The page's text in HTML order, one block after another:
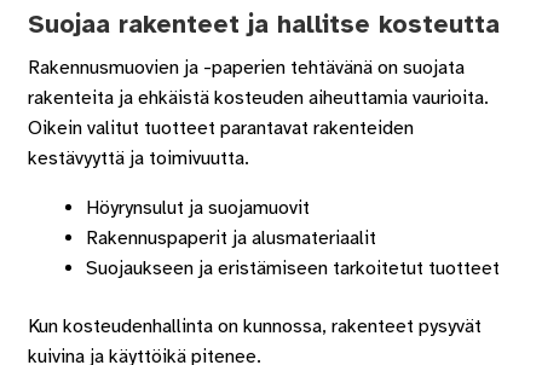
Suojaa rakenteet ja hallitse kosteutta
Rakennusmuovien ja -paperien tehtävänä on suojata
rakenteita ja ehkäistä kosteuden aiheuttamia vaurioita.
Oikein valitut tuotteet parantavat rakenteiden
kestävyyttä ja toimivuutta.
Höyrynsulut ja suojamuovit
Rakennuspaperit ja alusmateriaalit
Suojaukseen ja eristämiseen tarkoitetut tuotteet
Kun kosteudenhallinta on kunnossa, rakenteet pysyvät
kuivina ja käyttöikä pitenee.